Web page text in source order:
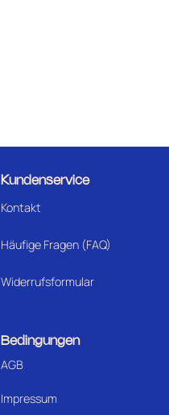
Kundenservice
Kontakt
Häufige Fragen (FAQ)
Widerrufsformular
Bedingungen
AGB
Impressum